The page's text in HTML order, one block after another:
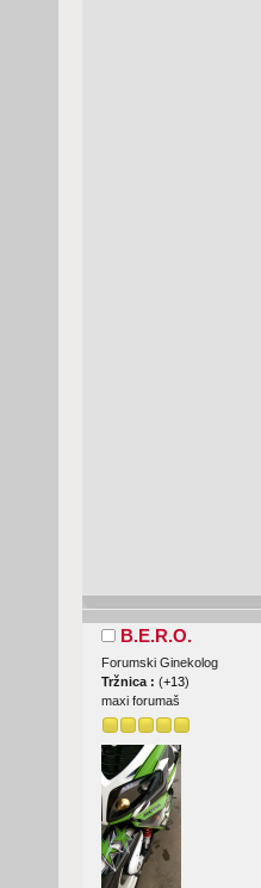
B.E.R.O.
Forumski Ginekolog
Tržnica : (+13)
maxi forumaš